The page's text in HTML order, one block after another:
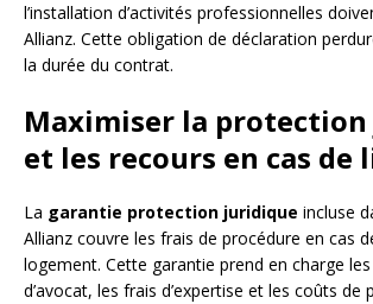
l’installation d’activités professionnelles
Allianz. Cette obligation de déclaration
la durée du contrat.
Maximiser la
et les recours en cas de
La garantie protection juridique incluse
Allianz couvre les frais de procédure en cas
logement. Cette garantie prend en charge
d’avocat, les frais d’expertise et les coûts de